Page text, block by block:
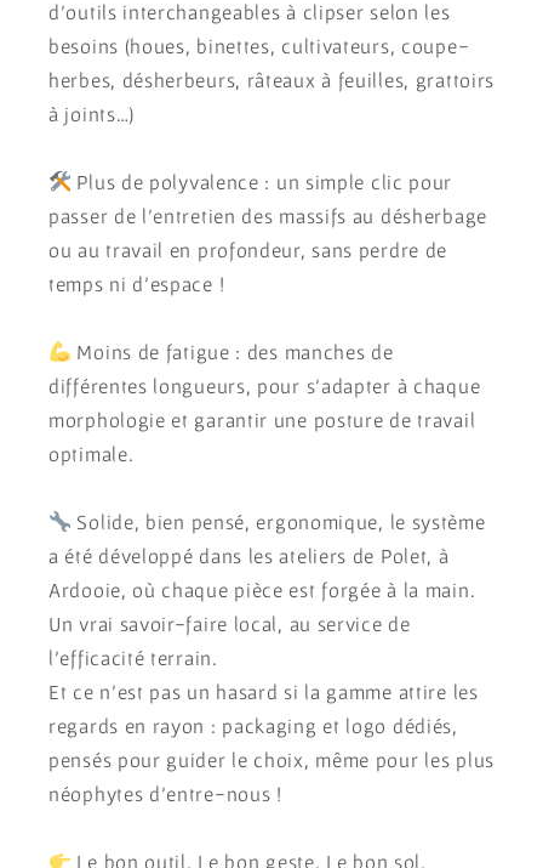
d’outils interchangeables à clipser selon les
besoins (houes, binettes, cultivateurs, coupe-
herbes, désherbeurs, râteaux à feuilles, grattoirs
à joints…)
Plus de polyvalence : un simple clic pour
passer de l’entretien des massifs au désherbage
ou au travail en profondeur, sans perdre de
temps ni d’espace !
Moins de fatigue : des manches de
différentes longueurs, pour s’adapter à chaque
morphologie et garantir une posture de travail
optimale.
Solide, bien pensé, ergonomique, le système
a été développé dans les ateliers de Polet, à
Ardooie, où chaque pièce est forgée à la main.
Un vrai savoir-faire local, au service de
l’efficacité terrain.
Et ce n’est pas un hasard si la gamme attire les
regards en rayon : packaging et logo dédiés,
pensés pour guider le choix, même pour les plus
néophytes d’entre-nous !
Le bon outil. Le bon geste. Le bon sol.